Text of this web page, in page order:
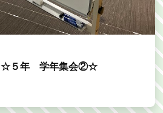
帝小の日々2026-135 ☆５年 学年集会②☆